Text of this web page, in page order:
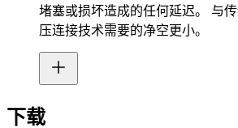
堵塞或损坏造成的任何延迟。 与
压连接技术需要的净空更小。
下载